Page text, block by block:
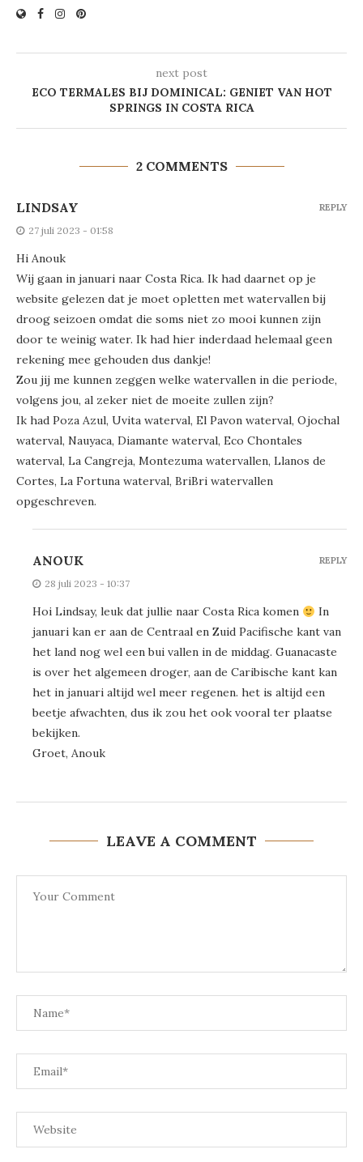
next post
ECO TERMALES BIJ DOMINICAL: GENIET VAN HOT
SPRINGS IN COSTA RICA
2 COMMENTS
LINDSAY
27 juli 2023 - 01:58
Hi Anouk
Wij gaan in januari naar Costa Rica. Ik had daarnet op je
website gelezen dat je moet opletten met watervallen bij
droog seizoen omdat die soms niet zo mooi kunnen zijn
door te weinig water. Ik had hier inderdaad helemaal geen
rekening mee gehouden dus dankje!
Zou jij me kunnen zeggen welke watervallen in die periode,
volgens jou, al zeker niet de moeite zullen zijn?
Ik had Poza Azul, Uvita waterval, El Pavon waterval, Ojochal
waterval, Nauyaca, Diamante waterval, Eco Chontales
waterval, La Cangreja, Montezuma watervallen, Llanos de
Cortes, La Fortuna waterval, BriBri watervallen
opgeschreven.
REPLY
ANOUK
28 juli 2023 - 10:37
Hoi Lindsay, leuk dat jullie naar Costa Rica komen
In
januari kan er aan de Centraal en Zuid Pacifische kant van
het land nog wel een bui vallen in de middag. Guanacaste
is over het algemeen droger, aan de Caribische kant kan
het in januari altijd wel meer regenen. het is altijd een
beetje afwachten, dus ik zou het ook vooral ter plaatse
bekijken.
Groet, Anouk
REPLY
LEAVE A COMMENT